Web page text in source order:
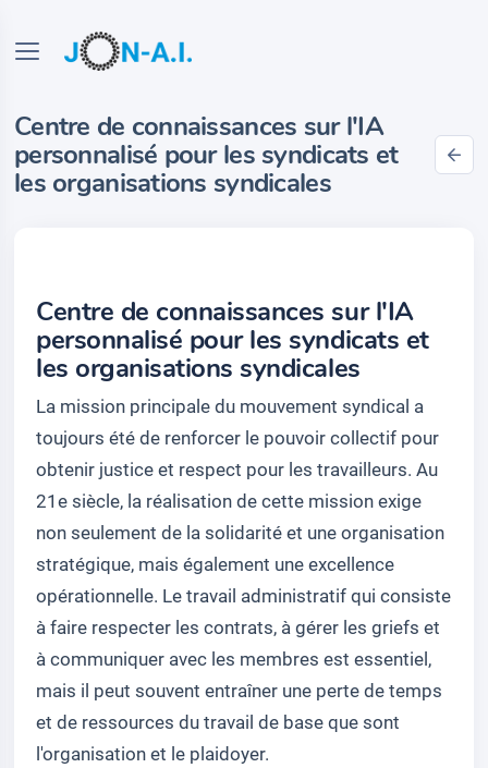
Centre de connaissances sur l'IA
personnalisé pour les syndicats et
les organisations syndicales
Centre de connaissances sur l'IA
personnalisé pour les syndicats et
les organisations syndicales
La mission principale du mouvement syndical a
toujours été de renforcer le pouvoir collectif pour
obtenir justice et respect pour les travailleurs. Au
21e siècle, la réalisation de cette mission exige
non seulement de la solidarité et une organisation
stratégique, mais également une excellence
opérationnelle. Le travail administratif qui consiste
à faire respecter les contrats, à gérer les griefs et
à communiquer avec les membres est essentiel,
mais il peut souvent entraîner une perte de temps
et de ressources du travail de base que sont
l'organisation et le plaidoyer.